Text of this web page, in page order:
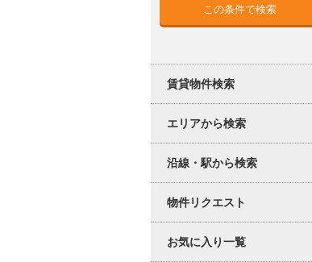
賃貸物件検索
エリアから検索
沿線・駅から検索
物件リクエスト
お気に入り一覧